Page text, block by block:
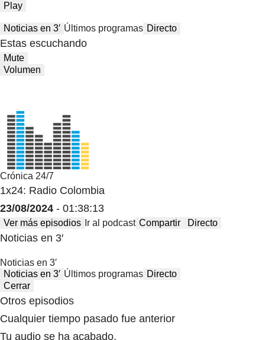
Play
Noticias en 3′ Últimos programas Directo
Estas escuchando
Mute
Volumen
Crónica 24/7
1x24: Radio Colombia
23/08/2024 - 01:38:13
Ver más episodios Ir al podcast Compartir Directo
Noticias en 3′
Noticias en 3′
Noticias en 3′ Últimos programas Directo
Cerrar
Otros episodios
Cualquier tiempo pasado fue anterior
Tu audio se ha acabado.